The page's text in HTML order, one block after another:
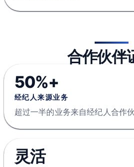
合作伙伴
50%+
经纪人来源业务
超过一半的业务来自经纪人合作
灵活